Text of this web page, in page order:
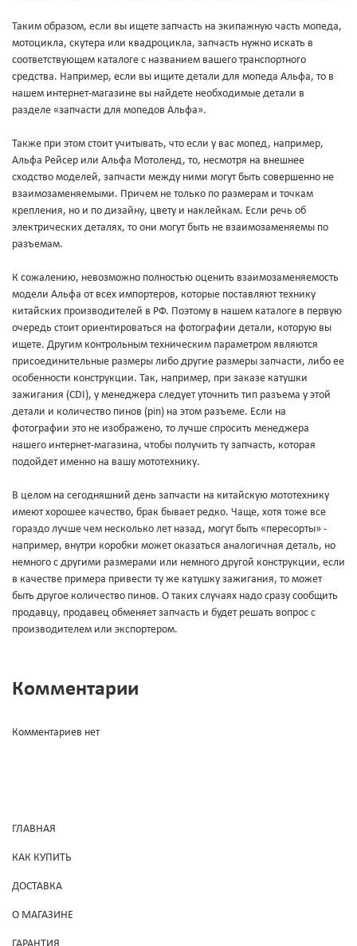
Таким образом, если вы ищете запчасть на экипажную часть мопеда,
мотоцикла, скутера или квадроцикла, запчасть нужно искать в
соответствующем каталоге с названием вашего транспортного
средства. Например, если вы ищите детали для мопеда Альфа, то в
нашем интернет-магазине вы найдете необходимые детали в
разделе «запчасти для мопедов Альфа».
Также при этом стоит учитывать, что если у вас мопед, например,
Альфа Рейсер или Альфа Мотоленд, то, несмотря на внешнее
сходство моделей, запчасти между ними могут быть совершенно не
взаимозаменяемыми. Причем не только по размерам и точкам
крепления, но и по дизайну, цвету и наклейкам. Если речь об
электрических деталях, то они могут быть не взаимозаменяемы по
разъемам.
К сожалению, невозможно полностью оценить взаимозаменяемость
модели Альфа от всех импортеров, которые поставляют технику
китайских производителей в РФ. Поэтому в нашем каталоге в первую
очередь стоит ориентироваться на фотографии детали, которую вы
ищете. Другим контрольным техническим параметром являются
присоединительные размеры либо другие размеры запчасти, либо ее
особенности конструкции. Так, например, при заказе катушки
зажигания (CDI), у менеджера следует уточнить тип разъема у этой
детали и количество пинов (pin) на этом разъеме. Если на
фотографии это не изображено, то лучше спросить менеджера
нашего интернет-магазина, чтобы получить ту запчасть, которая
подойдет именно на вашу мототехнику.
В целом на сегодняшний день запчасти на китайскую мототехнику
имеют хорошее качество, брак бывает редко. Чаще, хотя тоже все
гораздо лучше чем несколько лет назад, могут быть «пересорты» -
например, внутри коробки может оказаться аналогичная деталь, но
немного с другими размерами или немного другой конструкции, если
в качестве примера привести ту же катушку зажигания, то может
быть другое количество пинов. О таких случаях надо сразу сообщить
продавцу, продавец обменяет запчасть и будет решать вопрос с
производителем или экспортером.
Комментарии
Комментариев нет
ГЛАВНАЯ
КАК КУПИТЬ
ДОСТАВКА
О МАГАЗИНЕ